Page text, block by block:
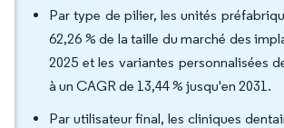
Par type de pilier, les unités
62,26 % de la taille du marché des
2025 et les variantes personnalisées
à un CAGR de 13,44 % jusqu'en 2031.
Par utilisateur final, les cliniques